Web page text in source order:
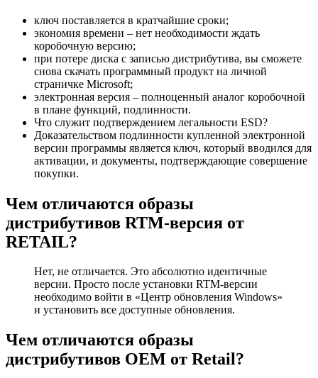
ключ поставляется в кратчайшие сроки;
экономия времени – нет необходимости ждать
коробочную версию;
при потере диска с записью дистрибутива, вы сможете
снова скачать программный продукт на личной
страничке Microsoft;
электронная версия – полноценный аналог коробочной
в плане функций, подлинности.
Что служит подтверждением легальности ESD?
Доказательством подлинности купленной электронной
версии программы является ключ, который вводился для
активации, и документы, подтверждающие совершение
покупки.
Чем отличаются образы
дистрибутивов RTM-версия от
RETAIL?
Нет, не отличается. Это абсолютно идентичные
версии. Просто после установки RTM-версии
необходимо войти в «Центр обновления Windows»
и установить все доступные обновления.
Чем отличаются образы
дистрибутивов OEM от Retail?